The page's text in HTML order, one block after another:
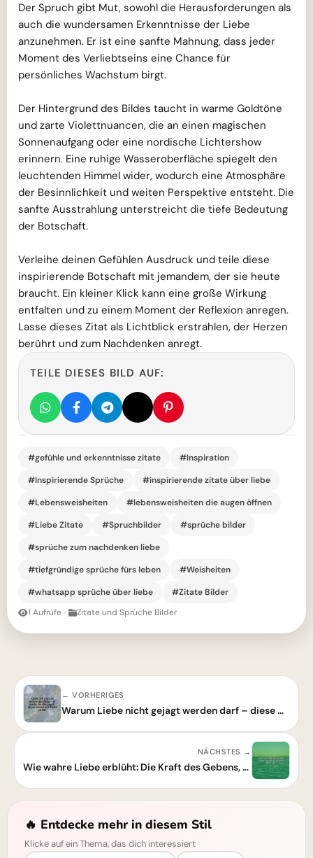
Der Spruch gibt Mut, sowohl die Herausforderungen als
auch die wundersamen Erkenntnisse der Liebe
anzunehmen. Er ist eine sanfte Mahnung, dass jeder
Moment des Verliebtseins eine Chance für
persönliches Wachstum birgt.
Der Hintergrund des Bildes taucht in warme Goldtöne
und zarte Violettnuancen, die an einen magischen
Sonnenaufgang oder eine nordische Lichtershow
erinnern. Eine ruhige Wasseroberfläche spiegelt den
leuchtenden Himmel wider, wodurch eine Atmosphäre
der Besinnlichkeit und weiten Perspektive entsteht. Die
sanfte Ausstrahlung unterstreicht die tiefe Bedeutung
der Botschaft.
Verleihe deinen Gefühlen Ausdruck und teile diese
inspirierende Botschaft mit jemandem, der sie heute
braucht. Ein kleiner Klick kann eine große Wirkung
entfalten und zu einem Moment der Reflexion anregen.
Lasse dieses Zitat als Lichtblick erstrahlen, der Herzen
berührt und zum Nachdenken anregt.
TEILE DIESES BILD AUF:
#gefühle und erkenntnisse zitate
#Inspiration
#Inspirierende Sprüche
#inspirierende zitate über liebe
#Lebensweisheiten
#lebensweisheiten die augen öffnen
#Liebe Zitate
#Spruchbilder
#sprüche bilder
#sprüche zum nachdenken liebe
#tiefgründige sprüche fürs leben
#Weisheiten
#whatsapp sprüche über liebe
#Zitate Bilder
1 Aufrufe · Zitate und Sprüche Bilder
← VORHERIGES
Warum Liebe nicht gejagt werden darf – diese Weisheit erklärt es dir!
NÄCHSTES →
Wie wahre Liebe erblüht: Die Kraft des Gebens, nicht des Nehmens
🔥 Entdecke mehr in diesem Stil
Klicke auf ein Thema, das dich interessiert